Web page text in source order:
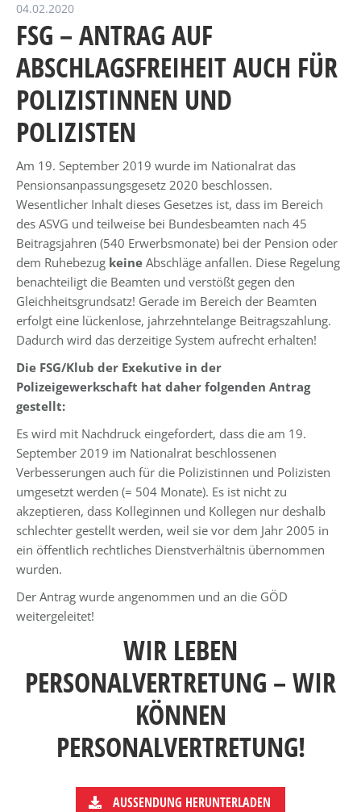
04.02.2020
FSG – ANTRAG AUF
ABSCHLAGSFREIHEIT AUCH FÜR
POLIZISTINNEN UND
POLIZISTEN
Am 19. September 2019 wurde im Nationalrat das
Pensionsanpassungsgesetz 2020 beschlossen.
Wesentlicher Inhalt dieses Gesetzes ist, dass im Bereich
des ASVG und teilweise bei Bundesbeamten nach 45
Beitragsjahren (540 Erwerbsmonate) bei der Pension oder
dem Ruhebezug keine Abschläge anfallen. Diese Regelung
benachteiligt die Beamten und verstößt gegen den
Gleichheitsgrundsatz! Gerade im Bereich der Beamten
erfolgt eine lückenlose, jahrzehntelange Beitragszahlung.
Dadurch wird das derzeitige System aufrecht erhalten!
Die FSG/Klub der Exekutive in der
Polizeigewerkschaft hat daher folgenden Antrag
gestellt:
Es wird mit Nachdruck eingefordert, dass die am 19.
September 2019 im Nationalrat beschlossenen
Verbesserungen auch für die Polizistinnen und Polizisten
umgesetzt werden (= 504 Monate). Es ist nicht zu
akzeptieren, dass Kolleginnen und Kollegen nur deshalb
schlechter gestellt werden, weil sie vor dem Jahr 2005 in
ein öffentlich rechtliches Dienstverhältnis übernommen
wurden.
Der Antrag wurde angenommen und an die GÖD
weitergeleitet!
WIR LEBEN
PERSONALVERTRETUNG – WIR
KÖNNEN
PERSONALVERTRETUNG!
AUSSENDUNG HERUNTERLADEN